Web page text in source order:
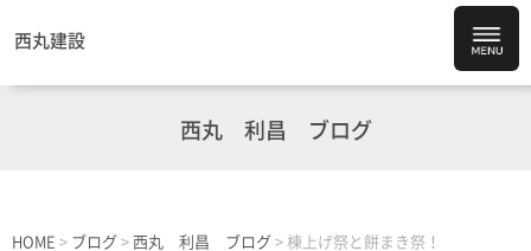
西丸建設
西丸 利昌 ブログ
HOME > ブログ > 西丸 利昌 ブログ > 棟上げ祭と餅まき祭！